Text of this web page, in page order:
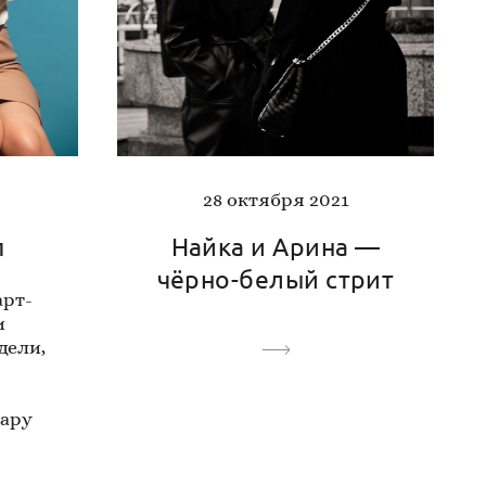
28 октября 2021
Найка и Арина —
чёрно-белый стрит